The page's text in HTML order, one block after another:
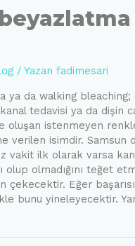
/ Yazan fadimesari
ya da walking bleaching;
tedavisi ya da dişin
oluşan istenmeyen
verilen isimdir. Samsun
vakit ilk olarak varsa
olup olmadığını teğet
çekecektir. Eğer
bunu yineleyecektir.